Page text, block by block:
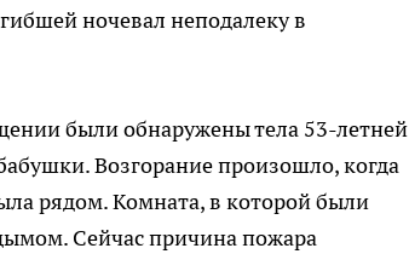
ночевал неподалеку в
были обнаружены тела 53-летней
Возгорание произошло, когда
рядом. Комната, в которой были
Сейчас причина пожара